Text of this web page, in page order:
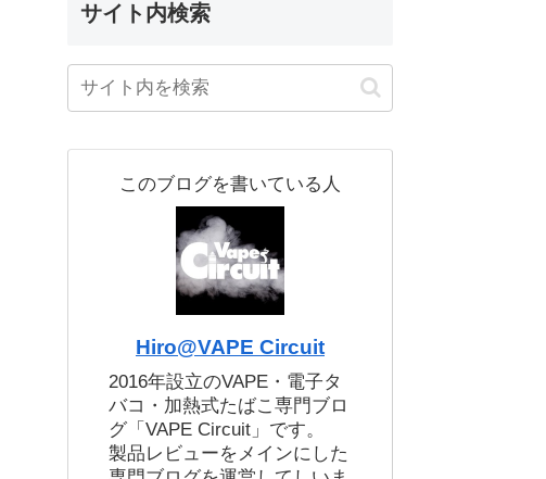
サイト内検索
このブログを書いている人
Hiro@VAPE Circuit
2016年設立のVAPE・電子タ
バコ・加熱式たばこ専門ブロ
グ「VAPE Circuit」です。
製品レビューをメインにした